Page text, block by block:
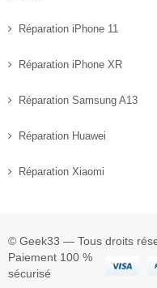
Réparation iPhone 11
Réparation iPhone XR
Réparation Samsung A13
Réparation Huawei
Réparation Xiaomi
© Geek33 — Tous droits
Paiement 100 %
sécurisé